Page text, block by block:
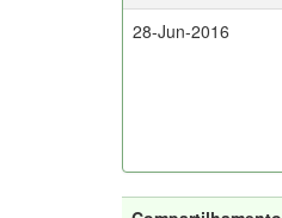
28-Jun-2016